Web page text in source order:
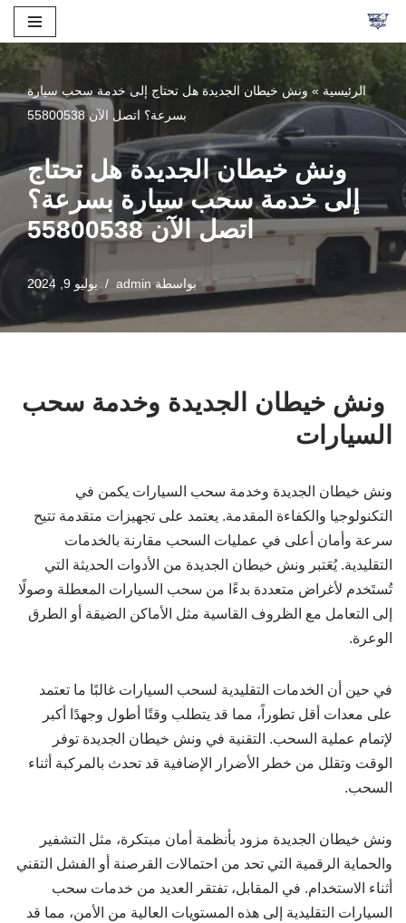
تخطى
إلى
المحتوى
الرئيسية »ونش خيطان الجديدة هل تحتاج إلى خدمة سحب سيارة
بسرعة؟ اتصل الآن 55800538
ونش خيطان الجديدة هل تحتاج
إلى خدمة سحب سيارة بسرعة؟
اتصل الآن 55800538
بواسطة admin يوليو 9, 2024
ونش خيطان الجديدة وخدمة سحب
السيارات
ونش خيطان الجديدة وخدمة سحب السيارات يكمن في
التكنولوجيا والكفاءة المقدمة. يعتمد على تجهيزات متقدمة تتيح
سرعة وأمان أعلى في عمليات السحب مقارنة بالخدمات
التقليدية. يُعَتبر ونش خيطان الجديدة من الأدوات الحديثة التي
تُستَخدم لأغراض متعددة بدءًا من سحب السيارات المعطلة وصولًا
إلى التعامل مع الظروف القاسية مثل الأماكن الضيقة أو الطرق
الوعرة.
في حين أن الخدمات التقليدية لسحب السيارات غالبًا ما تعتمد
على معدات أقل تطوراً، مما قد يتطلب وقتًا أطول وجهدًا أكبر
لإتمام عملية السحب. التقنية في ونش خيطان الجديدة توفر
الوقت وتقلل من خطر الأضرار الإضافية قد تحدث بالمركبة أثناء
السحب.
ونش خيطان الجديدة مزود بأنظمة أمان مبتكرة، مثل التشفير
والحماية الرقمية التي تحد من احتمالات القرصنة أو الفشل التقني
أثناء الاستخدام. في المقابل، تفتقر العديد من خدمات سحب
السيارات التقليدية إلى هذه المستويات العالية من الأمن، مما قد